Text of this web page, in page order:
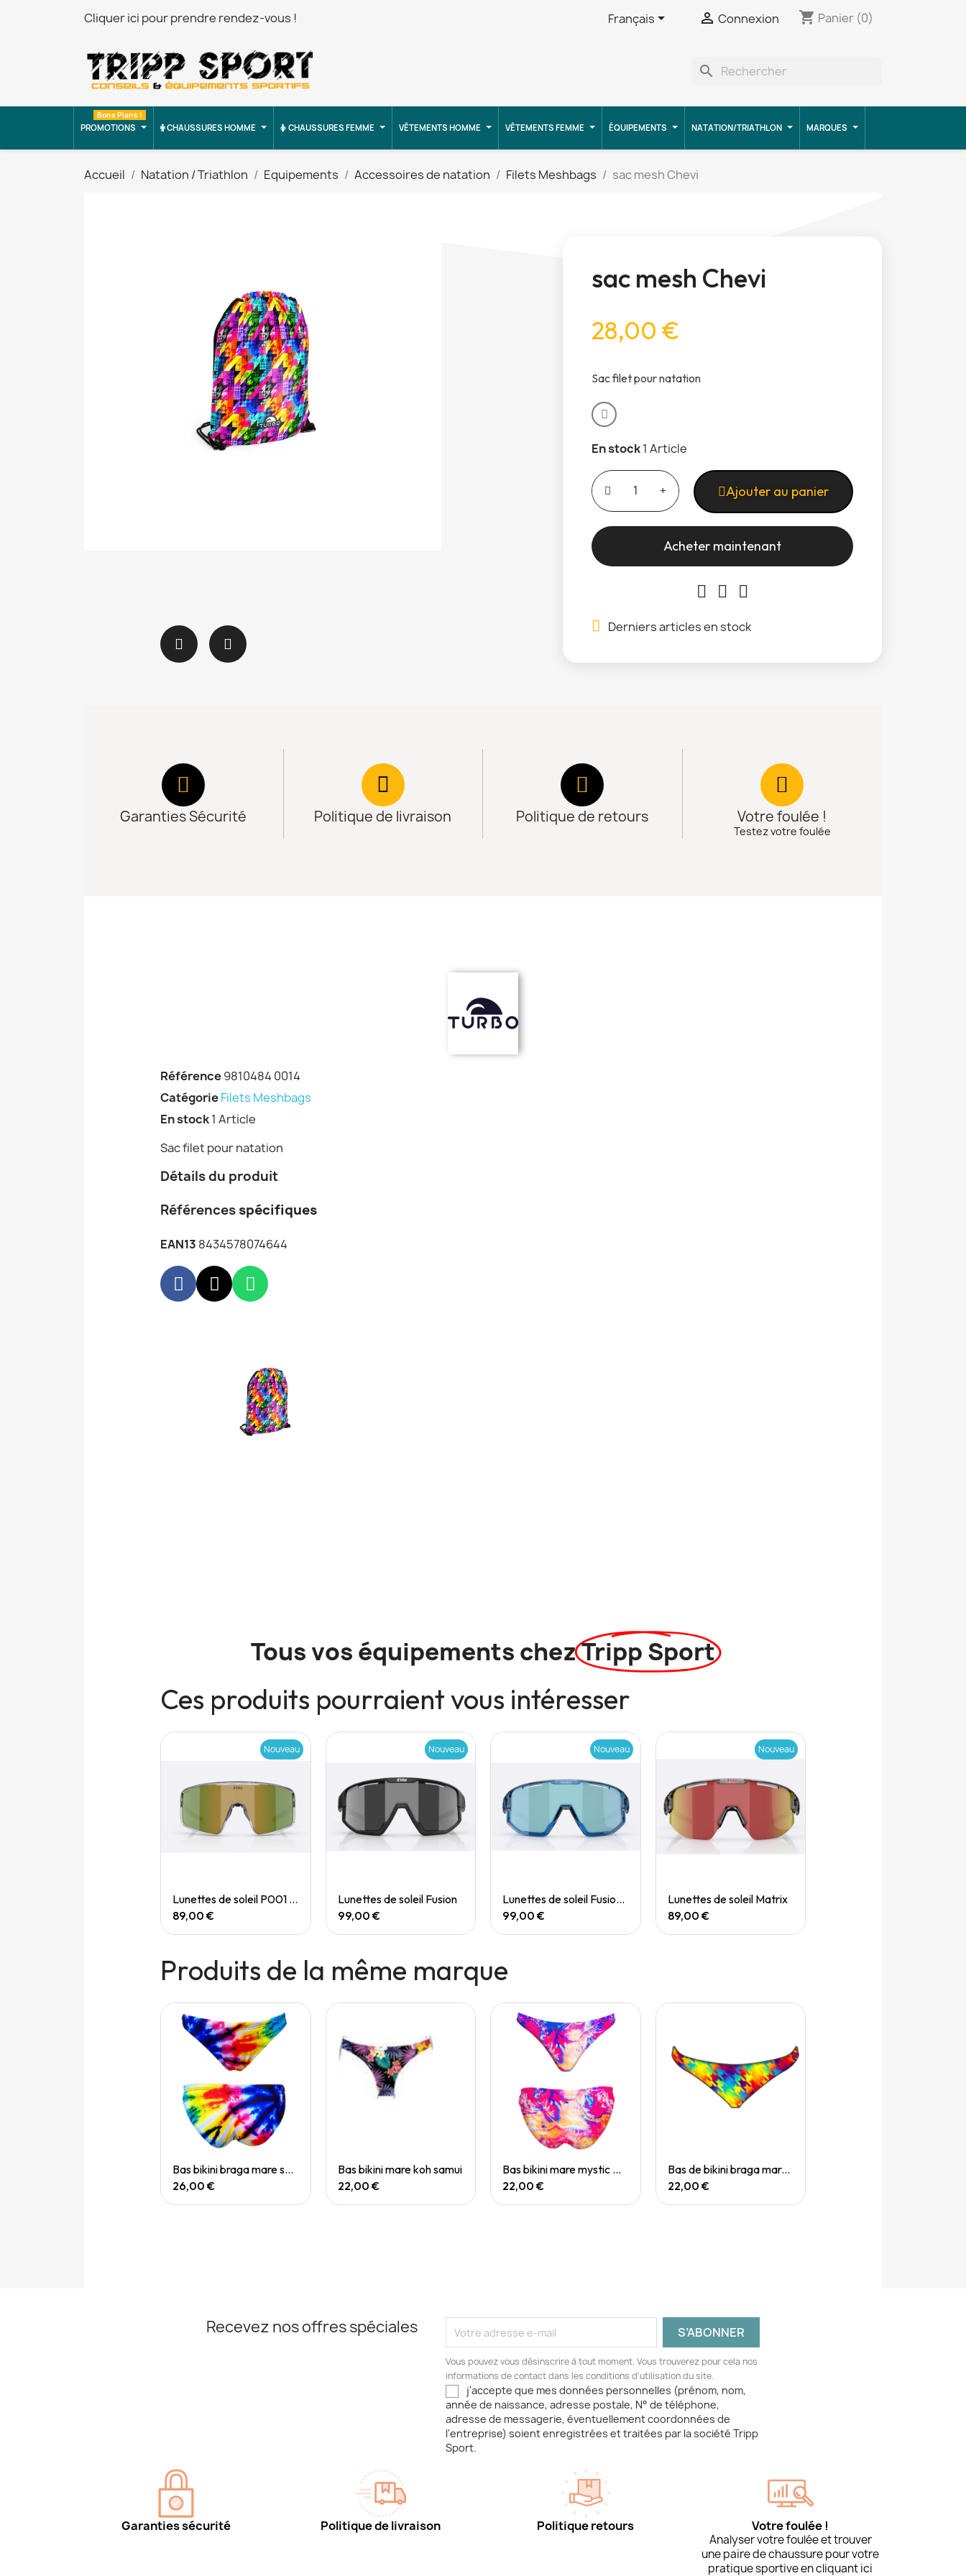
Cliquer ici pour prendre rendez-vous ! Français  Connexion shopping_cart Panier (0)
search
PROMOTIONS
Bons Plans !
CHAUSSURES HOMME CHAUSSURES FEMME VÊTEMENTS HOMME VÊTEMENTS FEMME ÉQUIPEMENTS NATATION/TRIATHLON MARQUES
Accueil Natation / Triathlon Equipements Accessoires de natation Filets Meshbags sac mesh Chevi
sac mesh Chevi
28,00 €
Sac filet pour natation
En stock1 Article
Ajouter au panier
Acheter maintenant
Derniers articles en stock
Garanties Sécurité Politique de livraison Politique de retours Votre foulée !
Testez votre foulée
Référence9810484 0014
CatégorieFilets Meshbags
En stock1 Article
Sac filet pour natation
Détails du produit
Références spécifiques
EAN13 8434578074644
Tous vos équipements chezTripp Sport
Ces produits pourraient vous intéresser
Quick View
Nouveau
Lunettes de soleil P001 Small
89,00 €
Quick View
Nouveau
Lunettes de soleil Fusion
99,00 €
Quick View
Nouveau
Lunettes de soleil Fusion Small
99,00 €
Quick View
Nouveau
Lunettes de soleil Matrix
89,00 €
Produits de la même marque
Quick View
Bas bikini braga mare swirl
26,00 €
Quick View
Bas bikini mare koh samui
22,00 €
Quick View
Bas bikini mare mystic mirage
22,00 €
Quick View
Bas de bikini braga mare chevi rainbow
22,00 €
Recevez nos offres spéciales
Vous pouvez vous désinscrire à tout moment. Vous trouverez pour cela nos
informations de contact dans les conditions d'utilisation du site.
j'accepte que mes données personnelles (prénom, nom,
année de naissance, adresse postale, N° de téléphone,
adresse de messagerie, éventuellement coordonnées de
l'entreprise) soient enregistrées et traitées par la société Tripp
Sport.
Garanties sécurité Politique de livraison Politique retours Votre foulée !
Analyser votre foulée et trouver
une paire de chaussure pour votre
pratique sportive en cliquant ici